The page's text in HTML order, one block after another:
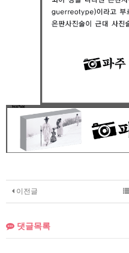
이전글
댓글목록